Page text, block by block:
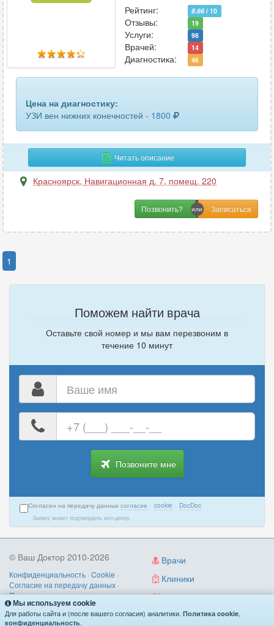
Рейтинг:
8.66 / 10
Отзывы: 19
Услуги: 98
Врачей: 14
Диагностика: 46
Цена на диагностику:
УЗИ вен нижних конечностей - 1800
Читать описание
Красноярск, Навигационная д. 7, помещ. 220
Позвонить?
1
Поможем найти врача
Оставьте свой номер и мы вам перезвоним в
течение 10 минут
номер
телефона
Позвоните мне
Согласен на передачу данных согласие · cookie · DocDoc
Заявку может подтвердить кол-центр.
Врачи
Клиники
Диагностика
© Ваш Доктор 2010-2026
Конфиденциальность · Cookie ·
Согласие на передачу данных ·
Пользовательское соглашение·
Правила записи· Контакты
О нас/как работает/
Мы используем cookie
Для работы сайта и (после вашего согласия) аналитики. Политика cookie,
конфиденциальность.